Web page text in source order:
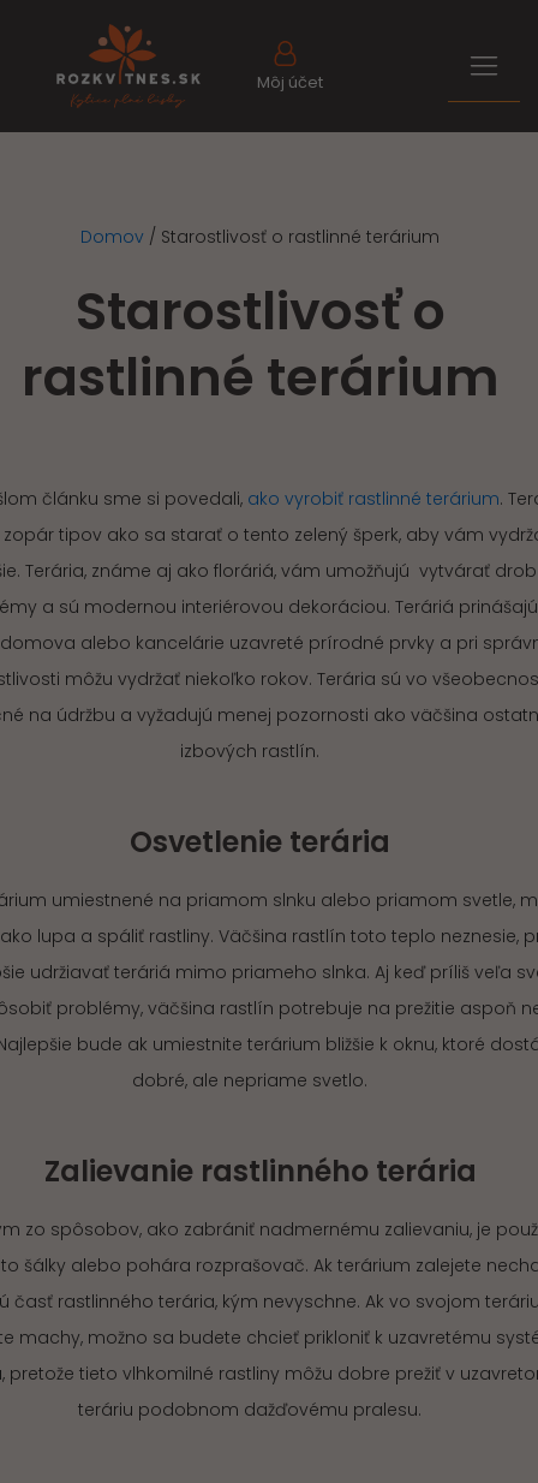
Môj účet
Domov / Starostlivosť o rastlinné terárium
Starostlivosť o
rastlinné terárium
článku sme si povedali, ako vyrobiť rastlinné terárium.
tipov ako sa starať o tento zelený šperk, aby vám
Terária, známe aj ako floráriá, vám umožňujú vytvárať
a sú modernou interiérovou dekoráciou. Teráriá
alebo kancelárie uzavreté prírodné prvky a pri
môžu vydržať niekoľko rokov. Terária sú vo
na údržbu a vyžadujú menej pozornosti ako väčšina
izbových rastlín.
Osvetlenie terária
umiestnené na priamom slnku alebo priamom svetle,
lupa a spáliť rastliny. Väčšina rastlín toto teplo neznesie,
udržiavať teráriá mimo priameho slnka. Aj keď príliš veľa
problémy, väčšina rastlín potrebuje na prežitie aspoň
bude ak umiestnite terárium bližšie k oknu, ktoré
dobré, ale nepriame svetlo.
Zalievanie rastlinného terária
zo spôsobov, ako zabrániť nadmernému zalievaniu, je
šálky alebo pohára rozprašovač. Ak terárium zalejete
časť rastlinného terária, kým nevyschne. Ak vo svojom
machy, možno sa budete chcieť prikloniť k uzavretému
pretože tieto vlhkomilné rastliny môžu dobre prežiť v
teráriu podobnom dažďovému pralesu.